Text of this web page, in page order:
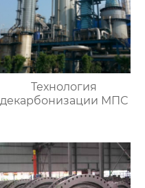
Технология
декарбонизации МПС